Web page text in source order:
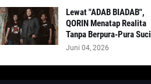
Lewat "ADAB BIADAB",
QORIN Menatap Realita
Tanpa Berpura-Pura Suci
Juni 04, 2026